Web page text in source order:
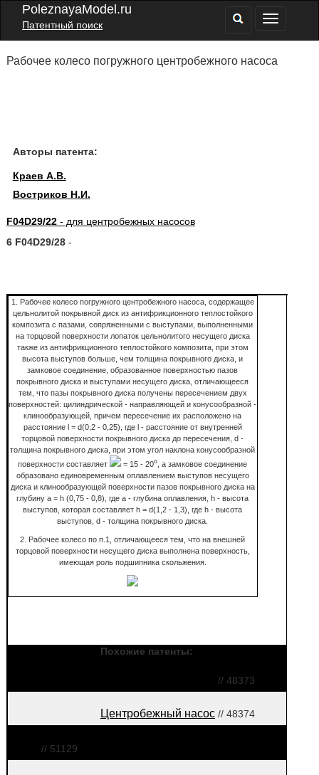
PoleznayaModel.ru
Патентный поиск
Рабочее колесо погружного центробежного насоса
Авторы патента:
Краев А.В.
Востриков Н.И.
F04D29/22- для центробежных насосов
6 F04D29/28-
1. Рабочее колесо погружного центробежного насоса, содержащее
цельнолитой покрывной диск из антифрикционного теплостойкого
композита с пазами, сопряженными с выступами, выполненными
на торцовой поверхности лопаток цельнолитого несущего диска
также из антифрикционного теплостойкого композита, при этом
высота выступов больше, чем толщина покрывного диска, и
замковое соединение, образованное поверхностью пазов
покрывного диска и выступами несущего диска, отличающееся
тем, что пазы покрывного диска получены пересечением двух
поверхностей: цилиндрической - направляющей и конусообразной -
клинообразующей, причем пересечение их расположено на
расстояние l = d(0,2 - 0,25), где l - расстояние от внутренней
торцовой поверхности покрывного диска до пересечения, d -
толщина покрывного диска, при этом угол наклона конусообразной
поверхности составляет
= 15 - 20o , а замковое соединение
образовано единовременным оплавлением выступов несущего
диска и клинообразующей поверхности пазов покрывного диска на
глубину a = h (0,75 - 0,8), где а - глубина оплавления, h - высота
выступов, которая составляет h = d(1,2 - 1,3), где h - высота
выступов, d - толщина покрывного диска.
2. Рабочее колесо по п.1, отличающееся тем, что на внешней
торцовой поверхности несущего диска выполнена поверхность,
имеющая роль подшипника скольжения.
Похожие патенты:
// 48373
Центробежный насос// 48374
// 51129